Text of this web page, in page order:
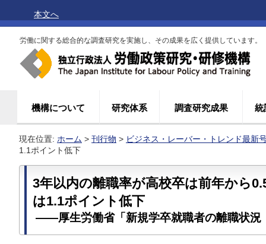
本文へ
労働に関する総合的な調査研究を実施し、その成果を広く提供しています。
機構について 研究体系 調査研究成果 統
現在位置: ホーム > 刊行物 > ビジネス・レーバー・トレンド最新
1.1ポイント低下
3年以内の離職率が高校卒は前年から
は1.1ポイント低下
――厚生労働省「新規学卒就職者の離職状況